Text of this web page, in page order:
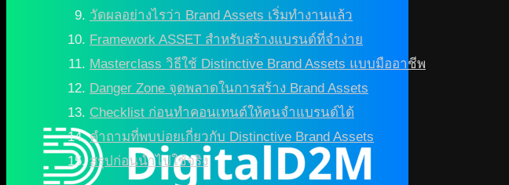
วัดผลอย่างไรว่า Brand Assets เริ่มทำงานแล้ว
Framework ASSET สำหรับสร้างแบรนด์ที่จำง่าย
Masterclass วิธีใช้ Distinctive Brand Assets แบบมืออาชีพ
Danger Zone จุดพลาดในการสร้าง Brand Assets
Checklist ก่อนทำคอนเทนต์ให้คนจำแบรนด์ได้
คำถามที่พบบ่อยเกี่ยวกับ Distinctive Brand Assets
สรุปก่อนนำไปใช้จริง